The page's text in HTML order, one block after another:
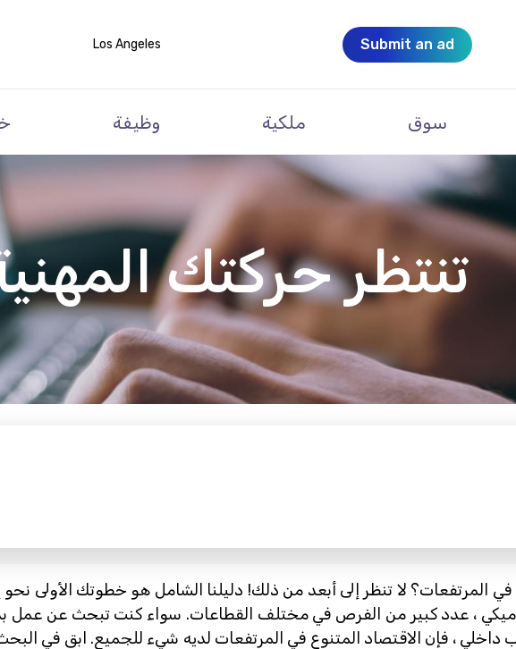
Los Angeles Submit an ad
وظيفة ملكية سوق
تنتظر حركتك
المرتفعات؟ لا تنظر إلى أبعد من ذلك! دليلنا الشامل هو خطوتك الأولى
داخلي ، فإن الاقتصاد المتنوع في المرتفعات لديه شيء للجميع. ابق في